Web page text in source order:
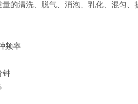
的清洗、脱气、消泡、乳化、混匀、
频率
钟